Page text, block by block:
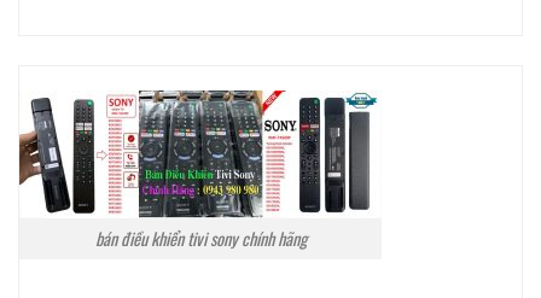
bán điều khiển tivi sony chính hãng